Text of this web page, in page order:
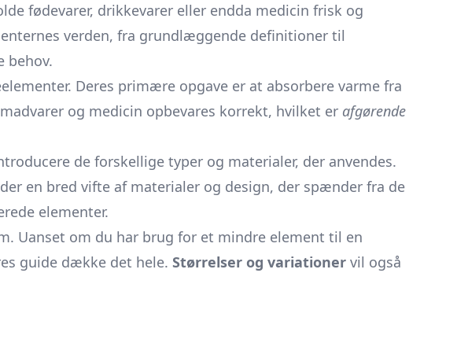
fødevarer, drikkevarer eller endda medicin frisk og
verden, fra grundlæggende definitioner til
behov.
Deres primære opgave er at absorbere varme fra
og medicin opbevares korrekt, hvilket er afgørende
de forskellige typer og materialer, der anvendes.
en bred vifte af materialer og design, der spænder fra de
elementer.
Uanset om du har brug for et mindre element til en
guide dække det hele. Størrelser og variationer vil også